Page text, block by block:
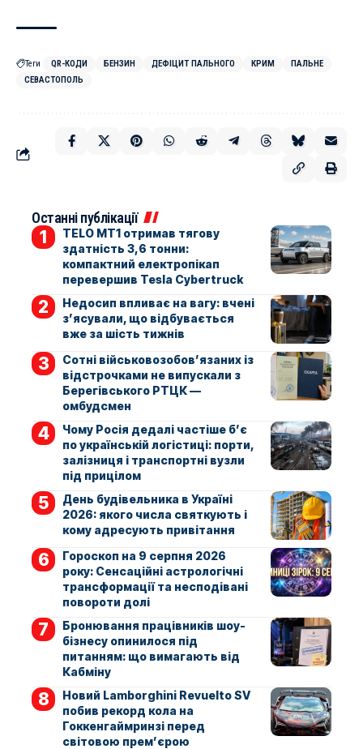
Теги QR-КОДИ БЕНЗИН ДЕФІЦИТ ПАЛЬНОГО КРИМ
ПАЛЬНЕ
СЕВАСТОПОЛЬ
Останні публікації
TELO MT1 отримав тягову
здатність 3,6 тонни:
компактний електропікап
перевершив Tesla Cybertruck
Недосип впливає на вагу: вчені
з’ясували, що відбувається
вже за шість тижнів
Сотні військовозобов’язаних із
відстрочками не випускали з
Берегівського РТЦК —
омбудсмен
Чому Росія дедалі частіше б’є
по українській логістиці: порти,
залізниця і транспортні вузли
під прицілом
День будівельника в Україні
2026: якого числа святкують і
кому адресують привітання
Гороскоп на 9 серпня 2026
року: Сенсаційні астрологічні
трансформації та несподівані
повороти долі
Бронювання працівників шоу-
бізнесу опинилося під
питанням: що вимагають від
Кабміну
Новий Lamborghini Revuelto SV
побив рекорд кола на
Гоккенгаймринзі перед
світовою прем’єрою